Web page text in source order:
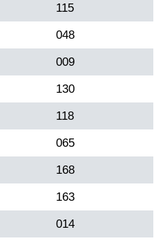
115
048
009
130
118
065
168
163
014